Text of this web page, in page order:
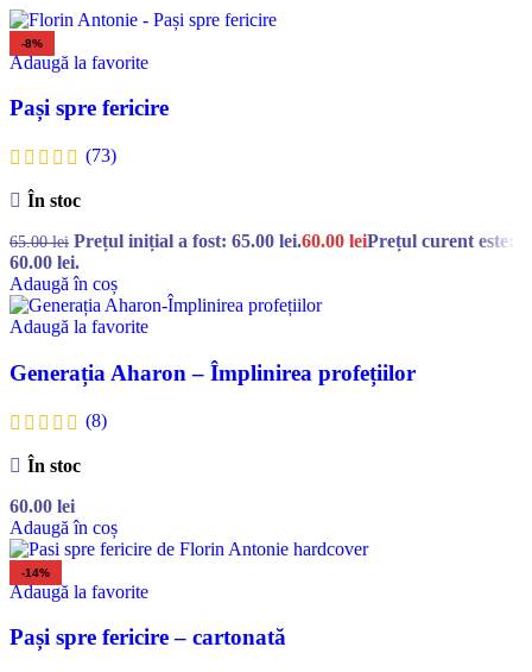
-8%
Adaugă la favorite
Pași spre fericire
(73)
În stoc
65.00lei Prețul inițial a fost: 65.00 lei.60.00 leiPrețul curent este:
60.00 lei.
Adaugă în coș
Adaugă la favorite
Generația Aharon – Împlinirea profețiilor
(8)
În stoc
60.00 lei
Adaugă în coș
-14%
Adaugă la favorite
Pași spre fericire – cartonată